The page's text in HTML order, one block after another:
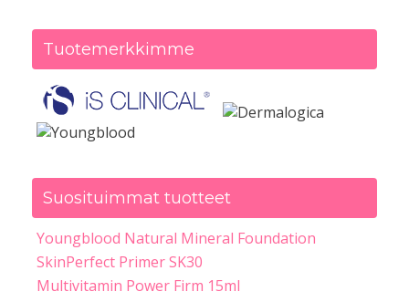
Tuotemerkkimme
Suosituimmat tuotteet
Youngblood Natural Mineral Foundation
SkinPerfect Primer SK30
Multivitamin Power Firm 15ml